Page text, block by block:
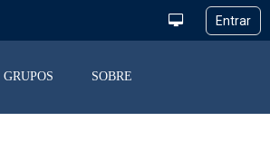
GRUPOS SOBRE